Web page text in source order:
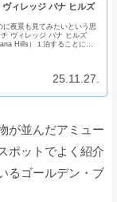
ヴィレッジ バナ ヒルズ
夜景も見てみたいという思
ヴィレッジ バナ ヒルズ
Hills）１泊することにし
25.11.27.
が並んだアミュー
ポットでよく紹介
るゴールデン・ブ